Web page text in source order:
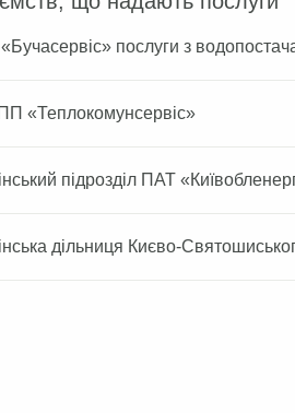
послуги з
«Теплокомунсервіс»
підрозділ ПАТ
дільниця Києво-